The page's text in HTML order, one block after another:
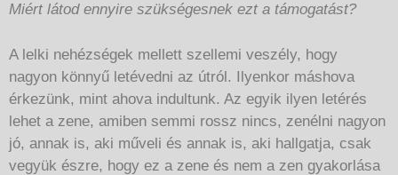
Miért látod ennyire szükségesnek ezt a támogatást?
A lelki nehézségek mellett szellemi veszély, hogy
nagyon könnyű letévedni az útról. Ilyenkor máshova
érkezünk, mint ahova indultunk. Az egyik ilyen letérés
lehet a zene, amiben semmi rossz nincs, zenélni nagyon
jó, annak is, aki műveli és annak is, aki hallgatja, csak
vegyük észre, hogy ez a zene és nem a zen gyakorlása